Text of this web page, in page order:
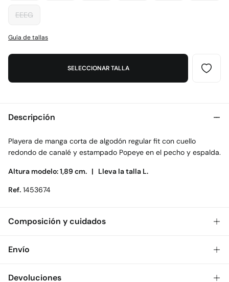
EEEG
Guía de tallas
SELECCIONAR TALLA
Descripción
Playera de manga corta de algodón regular fit con cuello
redondo de canalé y estampado Popeye en el pecho y espalda.
Altura modelo: 1,89 cm. | Lleva la talla L.
Ref. 1453674
Composición y cuidados
Composición
Envío
Envío a tienda: 2-5 días.
Devoluciones